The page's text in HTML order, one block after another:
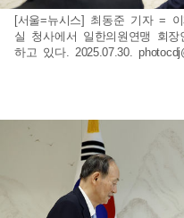
[서울=뉴시스] 최동준 기자 =
실 청사에서 일한의원연맹 회
하고 있다. 2025.07.30.